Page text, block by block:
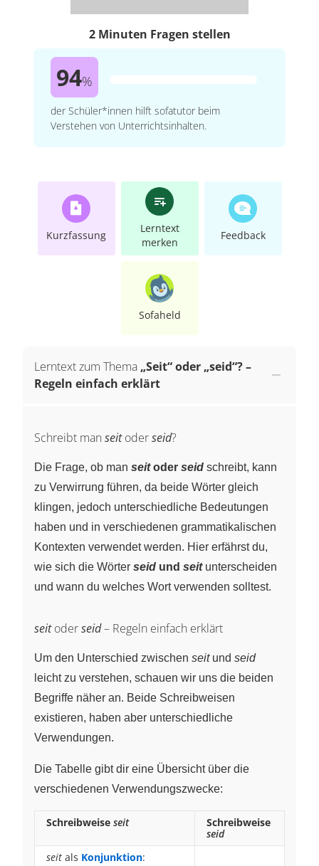
2 Minuten Fragen stellen
94%
der Schüler*innen hilft sofatutor beim
Verstehen von Unterrichtsinhalten.
Kurzfassung
Lerntext
merken
Feedback
Sofaheld
Lerntext zum Thema „Seit“ oder „seid“? –
Regeln einfach erklärt
Schreibt man seitoderseid?
Die Frage, ob man seitoder seid schreibt, kann
zu Verwirrung führen, da beide Wörter gleich
klingen, jedoch unterschiedliche Bedeutungen
haben und in verschiedenen grammatikalischen
Kontexten verwendet werden. Hier erfährst du,
wie sich die Wörter seid und seitunterscheiden
und wann du welches Wort verwenden solltest.
seitoderseid– Regeln einfach erklärt
Um den Unterschied zwischen seitund seid
leicht zu verstehen, schauen wir uns die beiden
Begriffe näher an. Beide Schreibweisen
existieren, haben aber unterschiedliche
Verwendungen.
Die Tabelle gibt dir eine Übersicht über die
verschiedenen Verwendungszwecke:
Schreibweise seit
Schreibweise
seid
seit als Konjunktion: